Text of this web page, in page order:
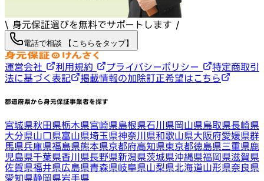
\ 身元保証選びを無料でサポートします /
電話で相談 【こちらをタップ】
運営会社 利用規約 プライバシーポリシー
特定商取引
法に基づく表記
掲載情報の加除訂正希望はこちら
都道府県から身元保証事業者を探す
宮城県秋田県栃木県宮崎県島根県石川県岡山県鳥取県長崎県
大分県山口県富山県埼玉県神奈川県和歌山県大阪府愛媛県群
馬県兵庫県福島県熊本県京都府高知県東京都徳島県三重県鹿
児島県千葉県香川県長野県新潟県茨城県沖縄県福岡県滋賀県
佐賀県福井県広島県青森県岐阜県山梨県北海道山形県奈良県
愛知県静岡県岩手県